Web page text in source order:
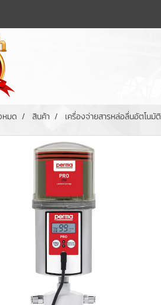
หมด สินค้า เครื่องจ่ายสารหล่อลื่นอัตโนมัติ